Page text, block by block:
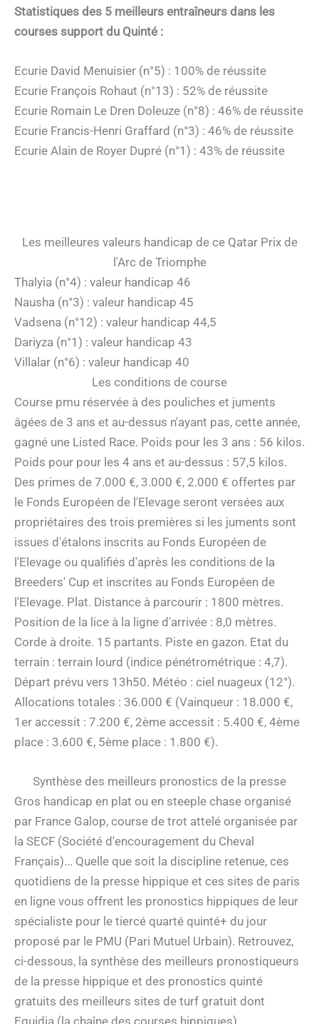
Statistiques des 5 meilleurs entraîneurs dans les
courses support du Quinté :
Ecurie David Menuisier (n°5) : 100% de réussite
Ecurie François Rohaut (n°13) : 52% de réussite
Ecurie Romain Le Dren Doleuze (n°8) : 46% de réussite
Ecurie Francis-Henri Graffard (n°3) : 46% de réussite
Ecurie Alain de Royer Dupré (n°1) : 43% de réussite
Les meilleures valeurs handicap de ce Qatar Prix de
l'Arc de Triomphe
Thalyia (n°4) : valeur handicap 46
Nausha (n°3) : valeur handicap 45
Vadsena (n°12) : valeur handicap 44,5
Dariyza (n°1) : valeur handicap 43
Villalar (n°6) : valeur handicap 40
Les conditions de course
Course pmu réservée à des pouliches et juments
âgées de 3 ans et au-dessus n'ayant pas, cette année,
gagné une Listed Race. Poids pour les 3 ans : 56 kilos.
Poids pour pour les 4 ans et au-dessus : 57,5 kilos.
Des primes de 7.000 €, 3.000 €, 2.000 € offertes par
le Fonds Européen de l'Elevage seront versées aux
propriétaires des trois premières si les juments sont
issues d'étalons inscrits au Fonds Européen de
l'Elevage ou qualifiés d'après les conditions de la
Breeders' Cup et inscrites au Fonds Européen de
l'Elevage. Plat. Distance à parcourir : 1800 mètres.
Position de la lice à la ligne d'arrivée : 8,0 mètres.
Corde à droite. 15 partants. Piste en gazon. Etat du
terrain : terrain lourd (indice pénétrométrique : 4,7).
Départ prévu vers 13h50. Météo : ciel nuageux (12°).
Allocations totales : 36.000 € (Vainqueur : 18.000 €,
1er accessit : 7.200 €, 2ème accessit : 5.400 €, 4ème
place : 3.600 €, 5ème place : 1.800 €).
Synthèse des meilleurs pronostics de la presse
Gros handicap en plat ou en steeple chase organisé
par France Galop, course de trot attelé organisée par
la SECF (Société d'encouragement du Cheval
Français)... Quelle que soit la discipline retenue, ces
quotidiens de la presse hippique et ces sites de paris
en ligne vous offrent les pronostics hippiques de leur
spécialiste pour le tiercé quarté quinté+ du jour
proposé par le PMU (Pari Mutuel Urbain). Retrouvez,
ci-dessous, la synthèse des meilleurs pronostiqueurs
de la presse hippique et des pronostics quinté
gratuits des meilleurs sites de turf gratuit dont